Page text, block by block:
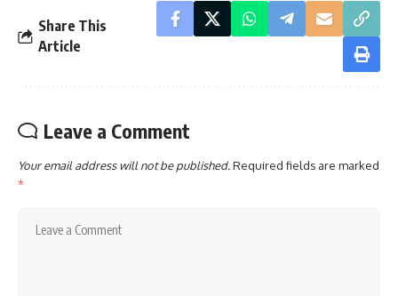
Share This
Article
Leave a Comment
Your email address will not be published.Required fields are marked
*